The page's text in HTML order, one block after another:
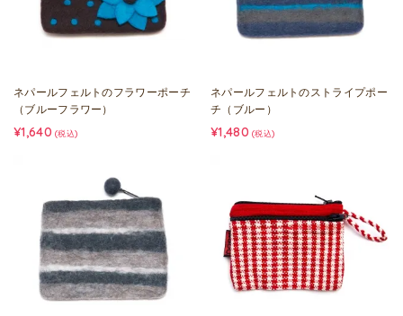
ネパールフェルトのフラワーポーチ
（ブルーフラワー）
¥1,640 (税込)
ネパールフェルトのストライプポー
チ（ブルー）
¥1,480 (税込)